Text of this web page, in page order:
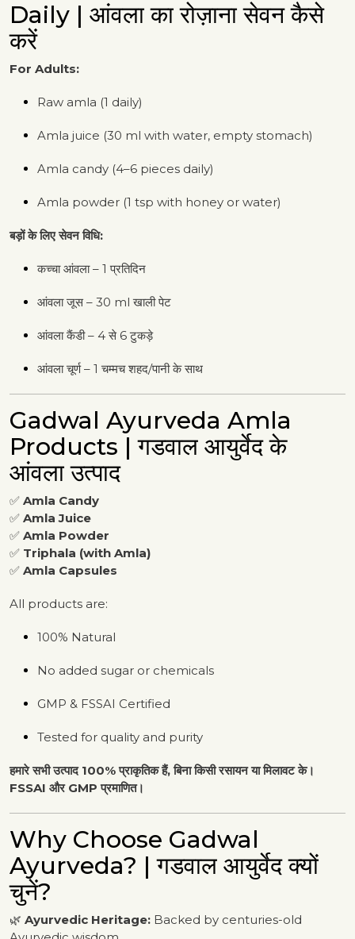
Daily | आंवला का रोज़ाना सेवन कैसे
करें
For Adults:
Raw amla (1 daily)
Amla juice (30 ml with water, empty stomach)
Amla candy (4–6 pieces daily)
Amla powder (1 tsp with honey or water)
बड़ों के लिए सेवन विधि:
कच्चा आंवला – 1 प्रतिदिन
आंवला जूस – 30 ml खाली पेट
आंवला कैंडी – 4 से 6 टुकड़े
आंवला चूर्ण – 1 चम्मच शहद/पानी के साथ
Gadwal Ayurveda Amla
Products | गडवाल आयुर्वेद के
आंवला उत्पाद
✅ Amla Candy
✅ Amla Juice
✅ Amla Powder
✅ Triphala (with Amla)
✅ Amla Capsules
All products are:
100% Natural
No added sugar or chemicals
GMP & FSSAI Certified
Tested for quality and purity
हमारे सभी उत्पाद 100% प्राकृतिक हैं, बिना किसी रसायन या मिलावट के।
FSSAI और GMP प्रमाणित।
Why Choose Gadwal
Ayurveda? | गडवाल आयुर्वेद क्यों
चुनें?
🌿 Ayurvedic Heritage: Backed by centuries-old